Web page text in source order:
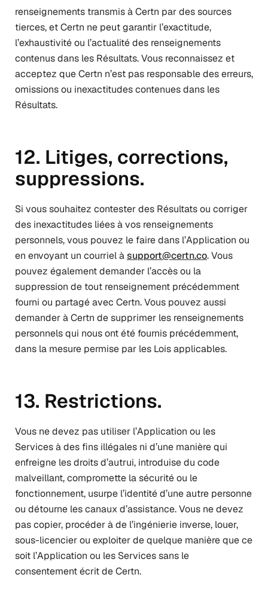
renseignements transmis à Certn par des sources
tierces, et Certn ne peut garantir l’exactitude,
l’exhaustivité ou l’actualité des renseignements
contenus dans les Résultats. Vous reconnaissez et
acceptez que Certn n’est pas responsable des erreurs,
omissions ou inexactitudes contenues dans les
Résultats.
12. Litiges, corrections,
suppressions.
Si vous souhaitez contester des Résultats ou corriger
des inexactitudes liées à vos renseignements
personnels, vous pouvez le faire dans l’Application ou
en envoyant un courriel àsupport@certn.co. Vous
pouvez également demander l’accès ou la
suppression de tout renseignement précédemment
fourni ou partagé avec Certn. Vous pouvez aussi
demander à Certn de supprimer les renseignements
personnels qui nous ont été fournis précédemment,
dans la mesure permise par les Lois applicables.
13. Restrictions.
Vous ne devez pas utiliser l’Application ou les
Services à des fins illégales ni d’une manière qui
enfreigne les droits d’autrui, introduise du code
malveillant, compromette la sécurité ou le
fonctionnement, usurpe l’identité d’une autre personne
ou détourne les canaux d’assistance. Vous ne devez
pas copier, procéder à de l’ingénierie inverse, louer,
sous-licencier ou exploiter de quelque manière que ce
soit l’Application ou les Services sans le
consentement écrit de Certn.